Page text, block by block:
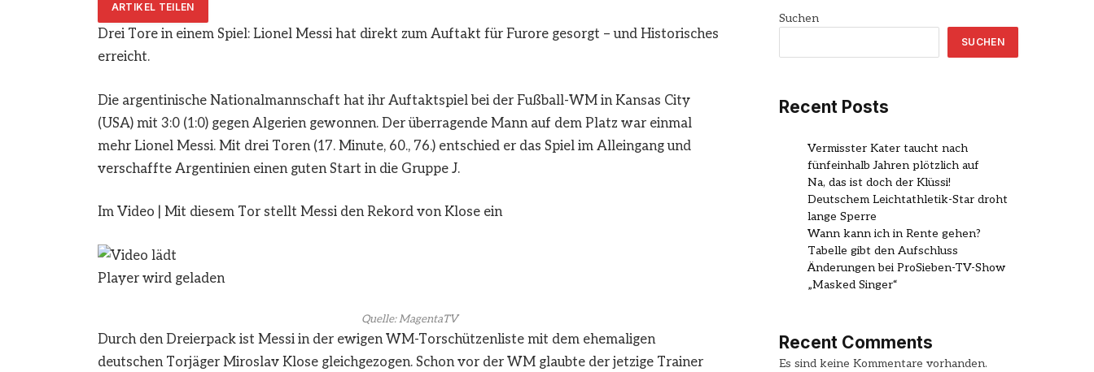
ARTIKEL TEILEN
Drei Tore in einem Spiel: Lionel Messi hat direkt zum Auftakt für Furore gesorgt – und Historisches
erreicht.
Die argentinische Nationalmannschaft hat ihr Auftaktspiel bei der Fußball-WM in Kansas City
(USA) mit 3:0 (1:0) gegen Algerien gewonnen. Der überragende Mann auf dem Platz war einmal
mehr Lionel Messi. Mit drei Toren (17. Minute, 60., 76.) entschied er das Spiel im Alleingang und
verschaffte Argentinien einen guten Start in die Gruppe J.
Im Video Mit diesem Tor stellt Messi den Rekord von Klose ein
Player wird geladen
Quelle: MagentaTV
Durch den Dreierpack ist Messi in der ewigen WM-Torschützenliste mit dem ehemaligen
deutschen Torjäger Miroslav Klose gleichgezogen. Schon vor der WM glaubte der jetzige Trainer
Suchen
SUCHEN
Recent Posts
Vermisster Kater taucht nach
fünfeinhalb Jahren plötzlich auf
Na, das ist doch der Klüssi!
Deutschem Leichtathletik-Star droht
lange Sperre
Wann kann ich in Rente gehen?
Tabelle gibt den Aufschluss
Änderungen bei ProSieben-TV-Show
„Masked Singer“
Recent Comments
Es sind keine Kommentare vorhanden.